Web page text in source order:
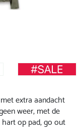
extra aandacht
weer, met de
op pad, go out